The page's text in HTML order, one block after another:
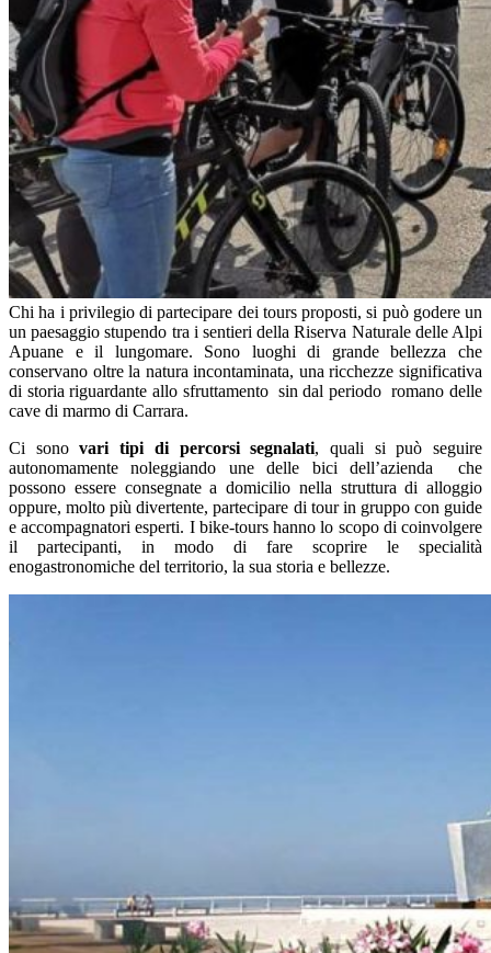
Chi ha i privilegio di partecipare dei tours proposti, si può godere un
un paesaggio stupendo tra i sentieri della Riserva Naturale delle Alpi
Apuane e il lungomare. Sono luoghi di grande bellezza che
conservano oltre la natura incontaminata, una ricchezze significativa
di storia riguardante allo sfruttamento sin dal periodo romano delle
cave di marmo di Carrara.
Ci sonovari tipi di percorsi segnalati, quali si può seguire
autonomamente noleggiando une delle bici dell’azienda che
possono essere consegnate a domicilio nella struttura di alloggio
oppure, molto più divertente, partecipare di tour in gruppo con guide
e accompagnatori esperti. I bike-tours hanno lo scopo di coinvolgere
il partecipanti, in modo di fare scoprire le specialità
enogastronomiche del territorio, la sua storia e bellezze.